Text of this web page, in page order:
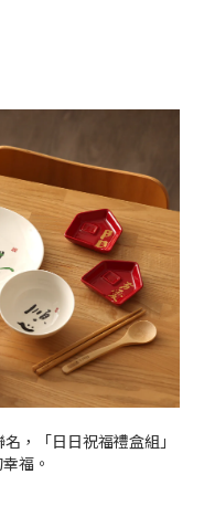
，「日日祝福禮盒組」
福。